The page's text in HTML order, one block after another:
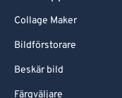
Collage Maker
Bildförstorare
Beskär bild
Färgväljare